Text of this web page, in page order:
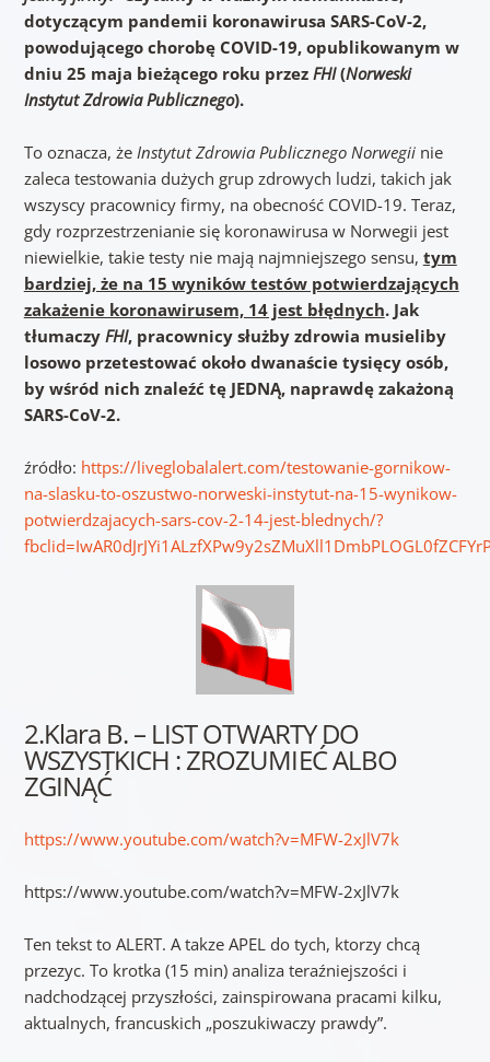
dotyczącym pandemii koronawirusa SARS-CoV-2,
powodującego chorobę COVID-19, opublikowanym w
dniu 25 maja bieżącego roku przez FHI(Norweski
Instytut Zdrowia Publicznego).
To oznacza, że Instytut Zdrowia Publicznego Norwegiinie
zaleca testowania dużych grup zdrowych ludzi, takich jak
wszyscy pracownicy firmy, na obecność COVID-19. Teraz,
gdy rozprzestrzenianie się koronawirusa w Norwegii jest
niewielkie, takie testy nie mają najmniejszego sensu, tym
bardziej, że na 15 wyników testów potwierdzających
zakażenie koronawirusem, 14 jest błędnych. Jak
tłumaczy FHI, pracownicy służby zdrowia musieliby
losowo przetestować około dwanaście tysięcy osób,
by wśród nich znaleźć tę JEDNĄ, naprawdę zakażoną
SARS-CoV-2.
źródło: https://liveglobalalert.com/testowanie-gornikow-
na-slasku-to-oszustwo-norweski-instytut-na-15-wynikow-
potwierdzajacych-sars-cov-2-14-jest-blednych/?
2.Klara B. – LIST OTWARTY DO
WSZYSTKICH : ZROZUMIEĆ ALBO
ZGINĄĆ
https://www.youtube.com/watch?v=MFW-2xJlV7k
https://www.youtube.com/watch?v=MFW-2xJlV7k
Ten tekst to ALERT. A takze APEL do tych, ktorzy chcą
przezyc. To krotka (15 min) analiza teraźniejszości i
nadchodzącej przyszłości, zainspirowana pracami kilku,
aktualnych, francuskich „poszukiwaczy prawdy”.